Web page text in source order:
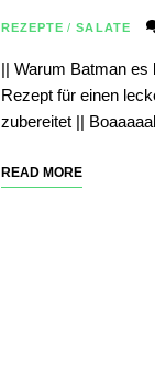
REZEPTE / SALATE
|| Warum Batman es
Rezept für einen
zubereitet ||
READ MORE